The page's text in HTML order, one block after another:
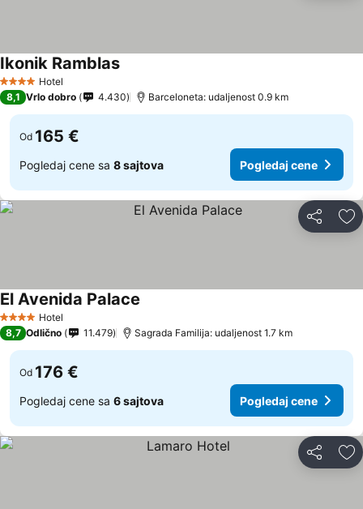
4 ZvezdiceHotel
Ikonik Ramblas
8,1 Vrlo dobro 4.430 Barceloneta: udaljenost 0.9 km
Od 165 €
Pogledaj cene sa 8 sajtova Pogledaj cene
Deli
4 ZvezdiceHotel
El Avenida Palace
8,7 Odlično 11.479 Sagrada Familija: udaljenost 1.7 km
Od 176 €
Pogledaj cene sa 6 sajtova Pogledaj cene
Deli